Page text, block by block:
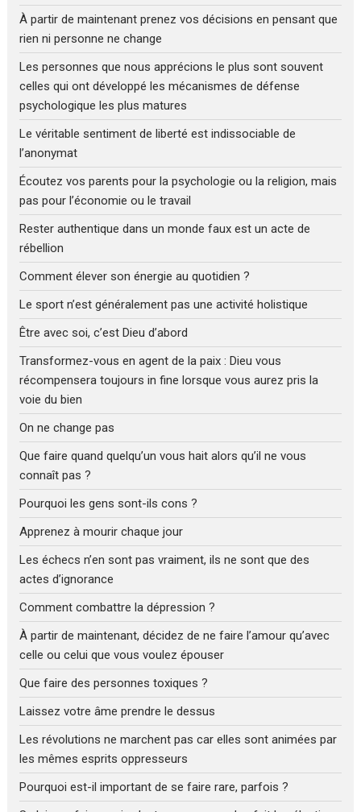
À partir de maintenant prenez vos décisions en pensant que
rien ni personne ne change
Les personnes que nous apprécions le plus sont souvent
celles qui ont développé les mécanismes de défense
psychologique les plus matures
Le véritable sentiment de liberté est indissociable de
l’anonymat
Écoutez vos parents pour la psychologie ou la religion, mais
pas pour l’économie ou le travail
Rester authentique dans un monde faux est un acte de
rébellion
Comment élever son énergie au quotidien ?
Le sport n’est généralement pas une activité holistique
Être avec soi, c’est Dieu d’abord
Transformez-vous en agent de la paix : Dieu vous
récompensera toujours in fine lorsque vous aurez pris la
voie du bien
On ne change pas
Que faire quand quelqu’un vous hait alors qu’il ne vous
connaît pas ?
Pourquoi les gens sont-ils cons ?
Apprenez à mourir chaque jour
Les échecs n’en sont pas vraiment, ils ne sont que des
actes d’ignorance
Comment combattre la dépression ?
À partir de maintenant, décidez de ne faire l’amour qu’avec
celle ou celui que vous voulez épouser
Que faire des personnes toxiques ?
Laissez votre âme prendre le dessus
Les révolutions ne marchent pas car elles sont animées par
les mêmes esprits oppresseurs
Pourquoi est-il important de se faire rare, parfois ?